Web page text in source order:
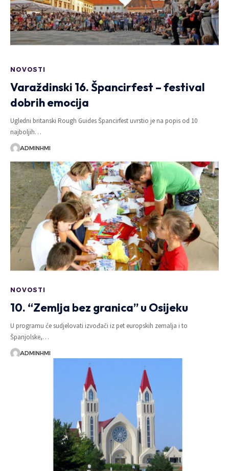
NOVOSTI
Varaždinski 16. Špancirfest – festival
dobrih emocija
Ugledni britanski Rough Guides Špancirfest uvrstio je na popis od 10
najboljih…
ADMINHMI
NOVOSTI
10. “Zemlja bez granica” u Osijeku
U programu će sudjelovati izvođači iz pet europskih zemalja i to
Španjolske,…
ADMINHMI